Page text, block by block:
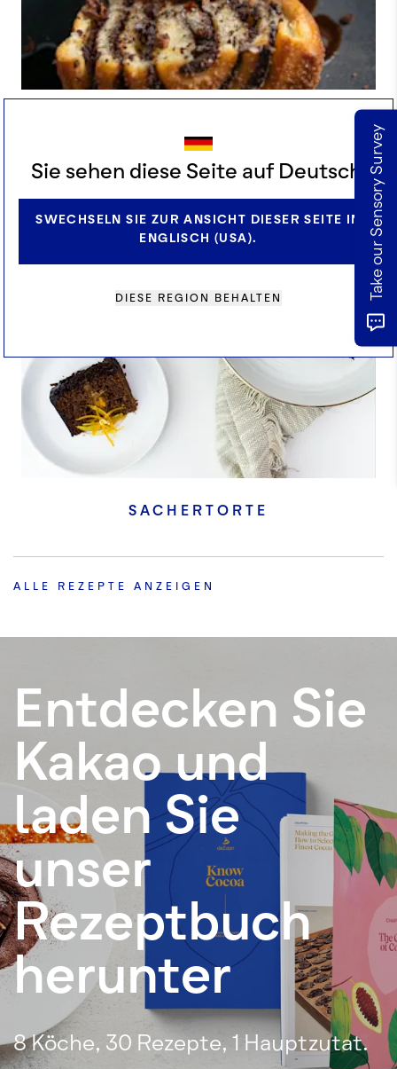
Sie sehen diese Seite auf Deutsch.
SWECHSELN SIE ZUR ANSICHT DIESER SEITE IN
ENGLISCH (USA).
DIESE REGION BEHALTEN
SACHERTORTE
ALLE REZEPTE ANZEIGEN
Entdecken Sie
Kakao und
laden Sie
unser
Rezeptbuch
herunter
8 Köche, 30 Rezepte, 1 Hauptzutat.
Take our Sensory Survey